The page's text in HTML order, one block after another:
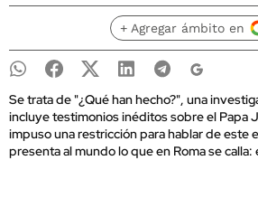
+ Agregar ámbito en
Se trata de "¿Qué han hecho?", una
incluye testimonios inéditos sobre el Papa
impuso una restricción para hablar de este
presenta al mundo lo que en Roma se calla: